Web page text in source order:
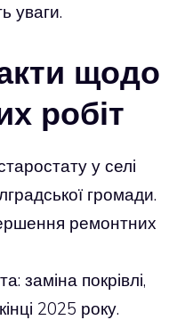
уваги.
щодо
робіт
у селі
громади.
ремонтних
заміна покрівлі,
2025 року.